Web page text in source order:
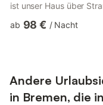
ist unser Haus über
von Ihrem Apartment in
Herzen von Bremen.
ab 98 € / Nacht
Andere
in Bremen, die